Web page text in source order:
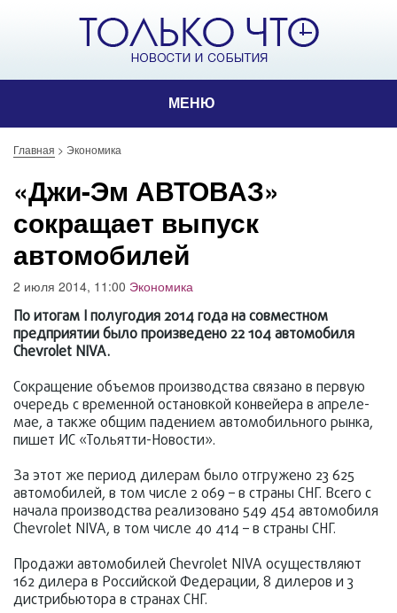
МЕНЮ
Главная > Экономика
«Джи-Эм АВТОВАЗ»
сокращает выпуск
автомобилей
2 июля 2014, 11:00 Экономика
По итогам I полугодия 2014 года на совместном
предприятии было произведено 22 104 автомобиля
Chevrolet NIVA.
Сокращение объемов производства связано в первую
очередь с временной остановкой конвейера в апреле-
мае, а также общим падением автомобильного рынка,
пишет ИС «Тольятти-Новости».
За этот же период дилерам было отгружено 23 625
автомобилей, в том числе 2 069 – в страны СНГ. Всего с
начала производства реализовано 549 454 автомобиля
Chevrolet NIVA, в том числе 40 414 – в страны СНГ.
Продажи автомобилей Chevrolet NIVA осуществляют
162 дилера в Российской Федерации, 8 дилеров и 3
дистрибьютора в странах СНГ.